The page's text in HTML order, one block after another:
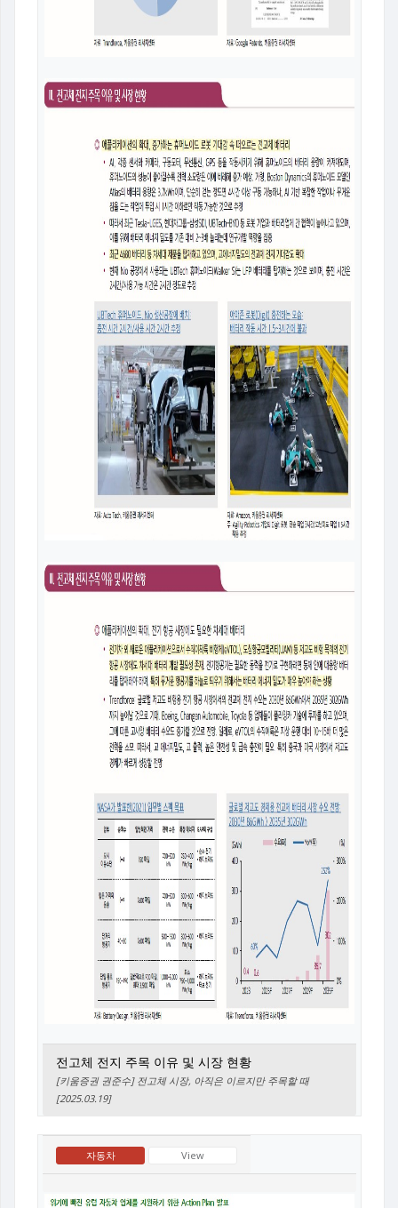
전고체 전지 주목 이유 및 시장 현황
[키움증권 권준수] 전고체 시장, 아직은 이르지만 주목할 때
[2025.03.19]
자동차 View